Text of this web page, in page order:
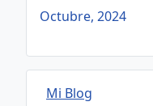
Octubre, 2024
Mi Blog